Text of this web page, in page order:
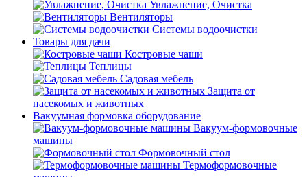
Увлажнение, Очистка
Вентиляторы
Системы водоочистки
Товары для дачи
Костровые чаши
Теплицы
Садовая мебель
Защита от
насекомых и животных
Вакуумная формовка оборудование
Вакуум-формовочные
машины
Формовочный стол
Термоформовочные